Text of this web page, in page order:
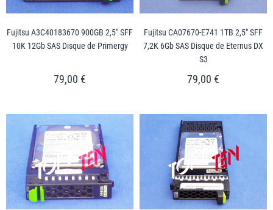
Fujitsu A3C40183670 900GB 2,5" SFF
10K 12Gb SAS Disque de Primergy
79,00 €
Fujitsu CA07670-E741 1TB 2,5" SFF
7,2K 6Gb SAS Disque de Eternus DX
S3
79,00 €